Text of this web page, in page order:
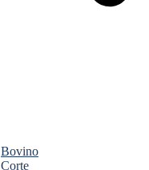
Bovino
Corte